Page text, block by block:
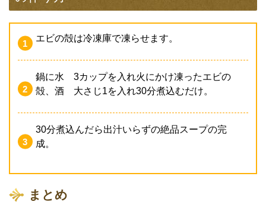
エビの殻は冷凍庫で凍らせます。
鍋に水 3カップを入れ火にかけ凍ったエビの
殻、酒 大さじ1を入れ30分煮込むだけ。
30分煮込んだら出汁いらずの絶品スープの完
成。
まとめ